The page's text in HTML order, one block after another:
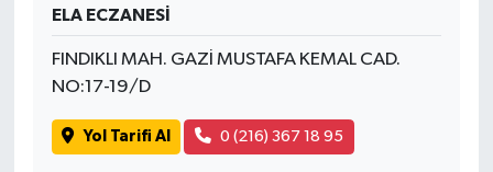
ELA ECZANESİ
FINDIKLI MAH. GAZİ MUSTAFA KEMAL CAD.
NO:17-19/D
Yol Tarifi Al 0 (216) 367 18 95